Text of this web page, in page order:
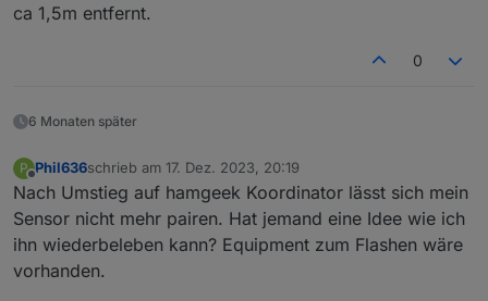
ca 1,5m entfernt.
0
6 Monaten später
P
Offline
Phil636schrieb am 17. Dez. 2023, 20:19
zuletzt editiert von
Nach Umstieg auf hamgeek Koordinator lässt sich mein
Sensor nicht mehr pairen. Hat jemand eine Idee wie ich
ihn wiederbeleben kann? Equipment zum Flashen wäre
vorhanden.